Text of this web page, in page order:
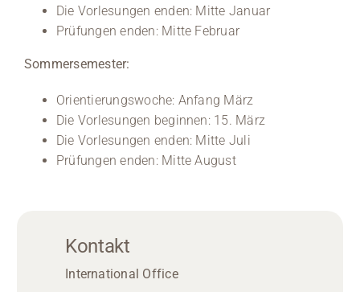
Die Vorlesungen enden: Mitte Januar
Prüfungen enden: Mitte Februar
Sommersemester:
Orientierungswoche: Anfang März
Die Vorlesungen beginnen: 15. März
Die Vorlesungen enden: Mitte Juli
Prüfungen enden: Mitte August
Kontakt
International Office